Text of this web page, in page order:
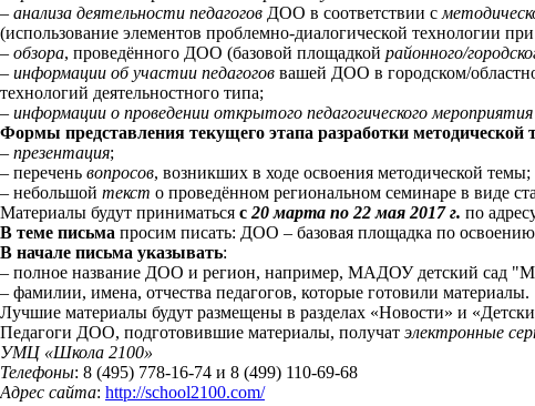
– анализа деятельности педагогов ДОО в соответствии с
(использование элементов проблемно-диалогической технологии
– обзора, проведённого ДОО (базовой площадкой районного/
– информации об участии педагогов вашей ДОО в городском/
технологий деятельностного типа;
– информации о проведении открытого педагогического мероприятия
Формы представления текущего этапа разработки методической
– презентация;
– перечень вопросов, возникших в ходе освоения методической темы;
– небольшой текст о проведённом региональном семинаре в виде
Материалы будут приниматься с 20 марта по 22 мая 2017 г. по
В теме письма просим писать: ДОО – базовая площадка по
В начале письма указывать:
– полное название ДОО и регион, например, МАДОУ детский сад
– фамилии, имена, отчества педагогов, которые готовили материалы.
Лучшие материалы будут размещены в разделах «Новости» и
Педагоги ДОО, подготовившие материалы, получат электронные
УМЦ «Школа 2100»
Телефоны: 8 (495) 778-16-74 и 8 (499) 110-69-68
Адрес сайта: http://school2100.com/